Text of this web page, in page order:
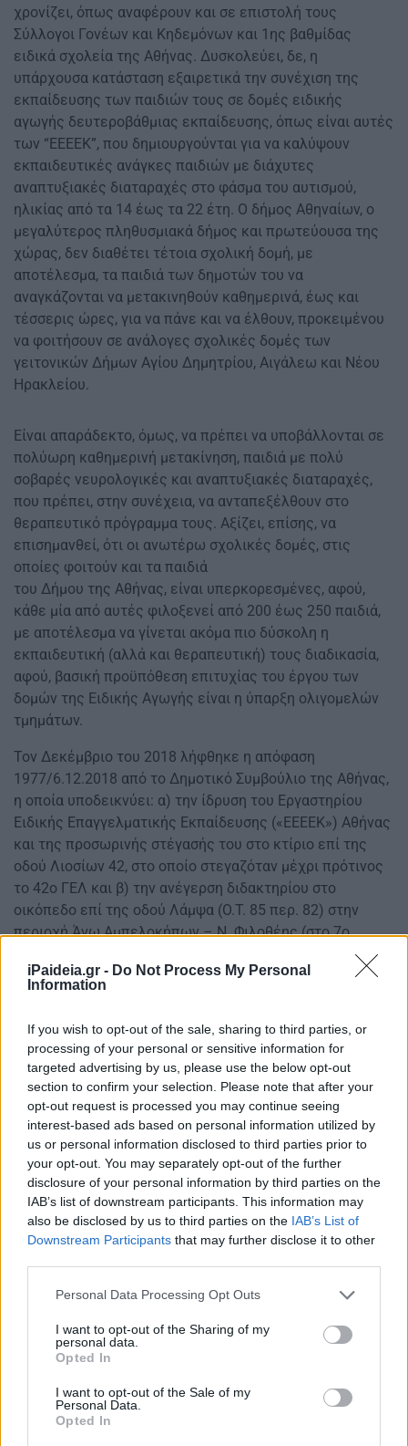
iPaideia.gr - Do Not Process My Personal
Information
If you wish to opt-out of the sale, sharing to third parties, or
processing of your personal or sensitive information for
targeted advertising by us, please use the below opt-out
section to confirm your selection. Please note that after your
opt-out request is processed you may continue seeing
interest-based ads based on personal information utilized by
us or personal information disclosed to third parties prior to
your opt-out. You may separately opt-out of the further
disclosure of your personal information by third parties on the
IAB’s list of downstream participants. This information may
also be disclosed by us to third parties on the IAB’s List of
Downstream Participants that may further disclose it to other
Please note that this website/app uses one or more Google
not limited to your visit or usage behaviour. You may click to
grant or deny consent to Google and its third-party tags to
use your data for below specified purposes in below Google
consent section.
Personal Data Processing Opt Outs
I want to opt-out of the Sharing of my
personal data.
Opted In
I want to opt-out of the Sale of my
Personal Data.
Opted In
χρονίζει, όπως αναφέρουν και σε επιστολή τους
Σύλλογοι Γονέων και Κηδεμόνων και 1ης βαθμίδας
ειδικά σχολεία της Αθήνας. Δυσκολεύει, δε, η
υπάρχουσα κατάσταση εξαιρετικά την συνέχιση της
εκπαίδευσης των παιδιών τους σε δομές ειδικής
αγωγής δευτεροβάθμιας εκπαίδευσης, όπως είναι αυτές
των “ΕΕΕΕΚ”, που δημιουργούνται για να καλύψουν
εκπαιδευτικές ανάγκες παιδιών με διάχυτες
αναπτυξιακές διαταραχές στο φάσμα του αυτισμού,
ηλικίας από τα 14 έως τα 22 έτη. Ο δήμος Αθηναίων, ο
μεγαλύτερος πληθυσμιακά δήμος και πρωτεύουσα της
χώρας, δεν διαθέτει τέτοια σχολική δομή, με
αποτέλεσμα, τα παιδιά των δημοτών του να
αναγκάζονται να μετακινηθούν καθημερινά, έως και
τέσσερις ώρες, για να πάνε και να έλθουν, προκειμένου
να φοιτήσουν σε ανάλογες σχολικές δομές των
γειτονικών Δήμων Αγίου Δημητρίου, Αιγάλεω και Νέου
Ηρακλείου.
Είναι απαράδεκτο, όμως, να πρέπει να υποβάλλονται σε
πολύωρη καθημερινή μετακίνηση, παιδιά με πολύ
σοβαρές νευρολογικές και αναπτυξιακές διαταραχές,
που πρέπει, στην συνέχεια, να ανταπεξέλθουν στο
θεραπευτικό πρόγραμμα τους. Αξίζει, επίσης, να
επισημανθεί, ότι οι ανωτέρω σχολικές δομές, στις
οποίες φοιτούν και τα παιδιά
του Δήμου της Αθήνας, είναι υπερκορεσμένες, αφού,
κάθε μία από αυτές φιλοξενεί από 200 έως 250 παιδιά,
με αποτέλεσμα να γίνεται ακόμα πιο δύσκολη η
εκπαιδευτική (αλλά και θεραπευτική) τους διαδικασία,
αφού, βασική προϋπόθεση επιτυχίας του έργου των
δομών της Ειδικής Αγωγής είναι η ύπαρξη ολιγομελών
τμημάτων.
Τον Δεκέμβριο του 2018 λήφθηκε η απόφαση
1977/6.12.2018 από το Δημοτικό Συμβούλιο της Αθήνας,
η οποία υποδεικνύει: α) την ίδρυση του Εργαστηρίου
Ειδικής Επαγγελματικής Εκπαίδευσης («ΕΕΕΕΚ») Αθήνας
και της προσωρινής στέγασής του στο κτίριο επί της
οδού Λιοσίων 42, στο οποίο στεγαζόταν μέχρι πρότινος
το 42ο ΓΕΛ και β) την ανέγερση διδακτηρίου στο
οικόπεδο επί της οδού Λάμψα (Ο.Τ. 85 περ. 82) στην
περιοχή Άνω Αμπελοκήπων – Ν. Φιλοθέης (στο 7ο
Διαμέρισμα του Δήμου Αθηναίων), όπου θα στεγαστεί το
υπό ίδρυση «ΕΕΕΕΚ» Αθηνών μαζί με το Ενιαίο Ειδικό